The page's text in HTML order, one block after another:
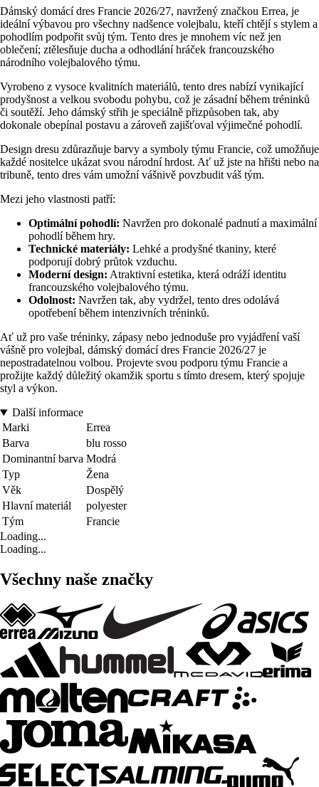
Dámský domácí dres Francie 2026/27, navržený značkou Errea, je
ideální výbavou pro všechny nadšence volejbalu, kteří chtějí s stylem a
pohodlím podpořit svůj tým. Tento dres je mnohem víc než jen
oblečení; ztělesňuje ducha a odhodlání hráček francouzského
národního volejbalového týmu.
Vyrobeno z vysoce kvalitních materiálů, tento dres nabízí vynikající
prodyšnost a velkou svobodu pohybu, což je zásadní během tréninků
či soutěží. Jeho dámský střih je speciálně přizpůsoben tak, aby
dokonale obepínal postavu a zároveň zajišťoval výjimečné pohodlí.
Design dresu zdůrazňuje barvy a symboly týmu Francie, což umožňuje
každé nositelce ukázat svou národní hrdost. Ať už jste na hřišti nebo na
tribuně, tento dres vám umožní vášnivě povzbudit váš tým.
Mezi jeho vlastnosti patří:
Optimální pohodlí: Navržen pro dokonalé padnutí a maximální
pohodlí během hry.
Technické materiály: Lehké a prodyšné tkaniny, které
podporují dobrý průtok vzduchu.
Moderní design: Atraktivní estetika, která odráží identitu
francouzského volejbalového týmu.
Odolnost: Navržen tak, aby vydržel, tento dres odolává
opotřebení během intenzivních tréninků.
Ať už pro vaše tréninky, zápasy nebo jednoduše pro vyjádření vaší
vášně pro volejbal, dámský domácí dres Francie 2026/27 je
nepostradatelnou volbou. Projevte svou podporu týmu Francie a
prožijte každý důležitý okamžik sportu s tímto dresem, který spojuje
styl a výkon.
Další informace
Marki
Errea
Barva
blu rosso
Dominantní barva Modrá
Typ
Žena
Věk
Dospělý
Hlavní materiál
polyester
Tým
Francie
Loading...
Loading...
Všechny naše značky